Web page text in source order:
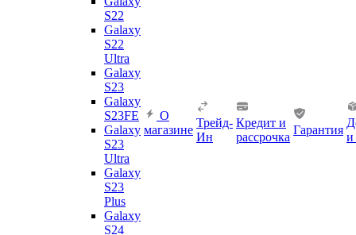
S22
Galaxy
S22
Ultra
Galaxy
S23
Galaxy
S23FE
Galaxy
S23
Ultra
Galaxy
S23
Plus
Galaxy
S24
О
магазине
Трейд-
Ин
Кредит и
рассрочка
Гарантия
и